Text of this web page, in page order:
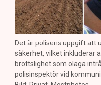
Det är polisens uppgift att
säkerhet, vilket inkluderar
brottslighet som olaga
polisinspektör vid